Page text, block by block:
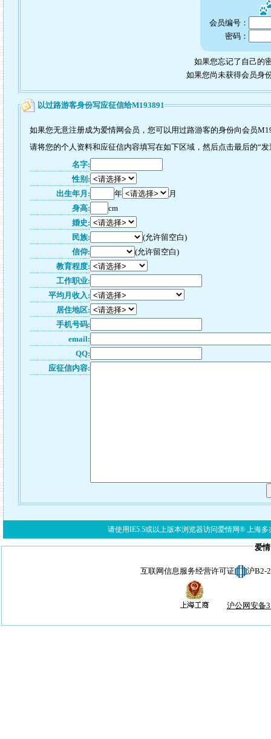
会员编号：
密码：
如果您忘记了自己的
如果您尚未获得会员身
以过路游客身份写应征信给M193891
如果您无意注册成为爱情网会员，您可以用过路游客的身份向会员
请将您的个人资料和应征信内容填写在如下区域，然后点击最后的“
名字:
性别:
出生年月:
年
月
身高:
cm
婚史:
民族:
(允许留空白)
信仰:
(允许留空白)
教育程度:
工作职业:
平均月收入:
居住地区:
手机号码:
email:
QQ:
应征信内容:
请使用IE5.5或以上版本浏览器访问爱情网® 上海多
爱
互联网信息服务经营许可证 沪B2-
沪公网安备